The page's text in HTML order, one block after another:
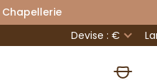
Devise : €